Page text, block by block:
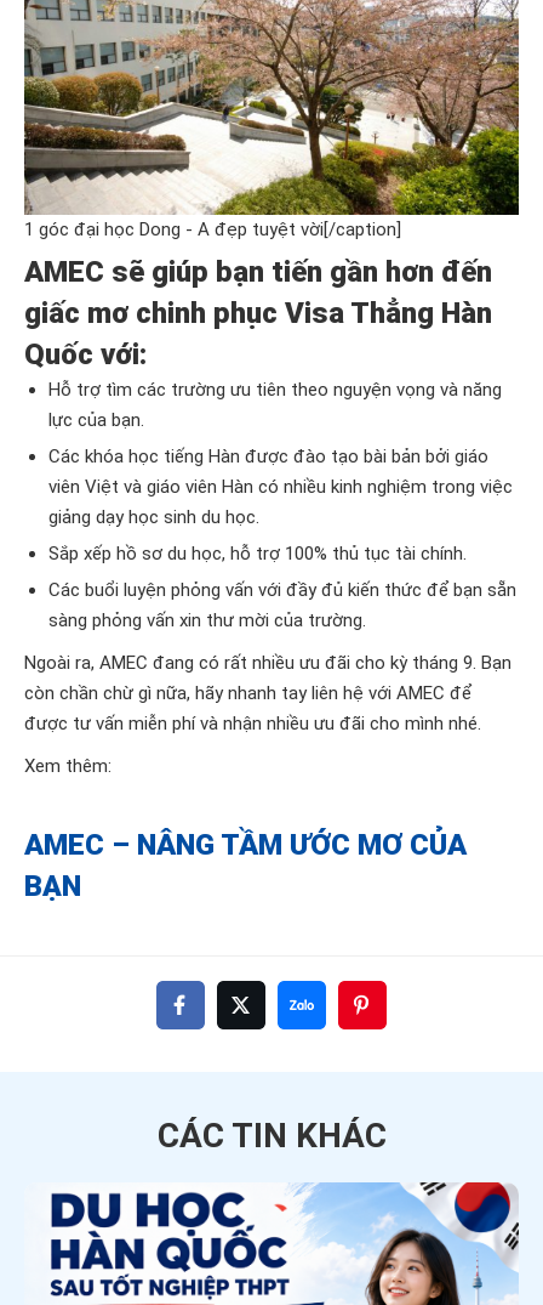
1 góc đại học Dong - A đẹp tuyệt vời[/caption]
AMEC sẽ giúp bạn tiến gần hơn đến
giấc mơ chinh phục Visa Thẳng Hàn
Quốc với:
Hỗ trợ tìm các trường ưu tiên theo nguyện vọng và năng
lực của bạn.
Các khóa học tiếng Hàn được đào tạo bài bản bởi giáo
viên Việt và giáo viên Hàn có nhiều kinh nghiệm trong việc
giảng dạy học sinh du học.
Sắp xếp hồ sơ du học, hỗ trợ 100% thủ tục tài chính.
Các buổi luyện phỏng vấn với đầy đủ kiến thức để bạn sẵn
sàng phỏng vấn xin thư mời của trường.
Ngoài ra, AMEC đang có rất nhiều ưu đãi cho kỳ tháng 9. Bạn
còn chần chừ gì nữa, hãy nhanh tay liên hệ với AMEC để
được tư vấn miễn phí và nhận nhiều ưu đãi cho mình nhé.
Xem thêm:
AMEC – NÂNG TẦM ƯỚC MƠ CỦA
BẠN
CÁC TIN KHÁC